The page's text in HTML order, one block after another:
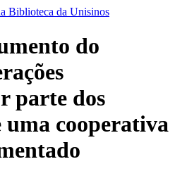
Biblioteca da Unisinos
do
parte dos
uma cooperativa